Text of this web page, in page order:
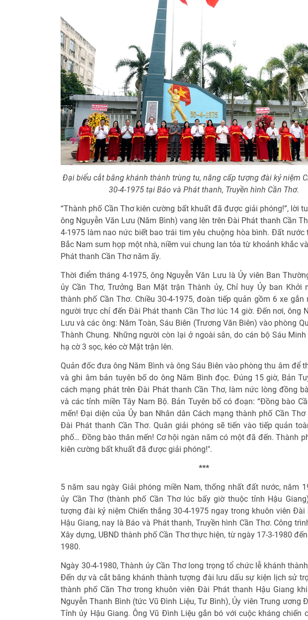
Đại biểu cắt băng khánh thành trùng tu, nâng cấp tượng đài kỷ niệm
30-4-1975 tại Báo và Phát thanh, Truyền hình Cần Thơ.
“Thành phố Cần Thơ kiên cường bất khuất đã được giải phóng!”, lời
ông Nguyễn Văn Lưu (Năm Bình) vang lên trên Đài Phát thanh Cần
4-1975 làm nao nức biết bao trái tim yêu chuộng hòa bình. Đất nước
Bắc Nam sum họp một nhà, niềm vui chung lan tỏa từ khoảnh khắc
Phát thanh Cần Thơ năm ấy.
Thời điểm tháng 4-1975, ông Nguyễn Văn Lưu là Ủy viên Ban
ủy Cần Thơ, Trưởng Ban Mặt trận Thành ủy, Chỉ huy Ủy ban Khởi
thành phố Cần Thơ. Chiều 30-4-1975, đoàn tiếp quản gồm 6 xe gắn
người trực chỉ đến Đài Phát thanh Cần Thơ lúc 14 giờ. Đến nơi, ông
Lưu và các ông: Năm Toàn, Sáu Biên (Trương Văn Biên) vào phòng
Thành Chung. Những người còn lại ở ngoài sân, do cán bộ Sáu Minh
hạ cờ 3 sọc, kéo cờ Mặt trận lên.
Quản đốc đưa ông Năm Bình và ông Sáu Biên vào phòng thu âm để
và ghi âm bản tuyên bố do ông Năm Bình đọc. Đúng 15 giờ, Bản
cách mạng phát trên Đài Phát thanh Cần Thơ, làm nức lòng đồng
và các tỉnh miền Tây Nam Bộ. Bản Tuyên bố có đoạn: “Đồng bào
mến! Đại diện của Ủy ban Nhân dân Cách mạng thành phố Cần
Đài Phát thanh Cần Thơ. Quân giải phóng sẽ tiến vào tiếp quản
phố… Đồng bào thân mến! Cơ hội ngàn năm có một đã đến. Thành
kiên cường bất khuất đã được giải phóng!".
***
5 năm sau ngày Giải phóng miền Nam, thống nhất đất nước, năm
ủy Cần Thơ (thành phố Cần Thơ lúc bấy giờ thuộc tỉnh Hậu
tượng đài kỷ niệm Chiến thắng 30-4-1975 ngay trong khuôn viên Đài
Hậu Giang, nay là Báo và Phát thanh, Truyền hình Cần Thơ. Công
Xây dựng, UBND thành phố Cần Thơ thực hiện, từ ngày 17-3-1980
1980.
Ngày 30-4-1980, Thành ủy Cần Thơ long trọng tổ chức lễ khánh
Đến dự và cắt băng khánh thành tượng đài lưu dấu sự kiện lịch sử
thành phố Cần Thơ trong khuôn viên Đài Phát thanh Hậu Giang
Nguyễn Thanh Bình (tức Vũ Đình Liệu, Tư Bình), Ủy viên Trung ương
Tỉnh ủy Hậu Giang. Ông Vũ Đình Liệu gắn bó với cuộc kháng chiến